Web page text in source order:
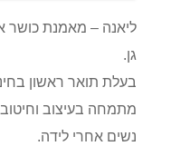
ליאנה – מאמנת כושר
גן.
בעלת תואר ראשון
מתמחה בעיצוב וחיטוב
נשים אחרי לידה.